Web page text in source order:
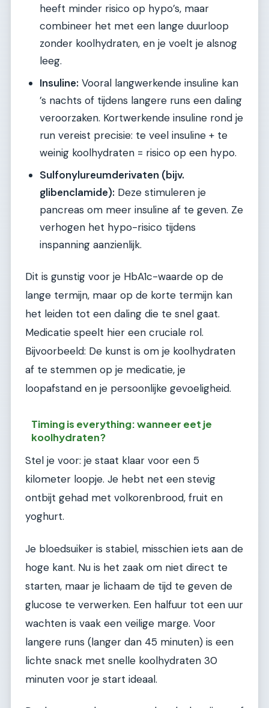
heeft minder risico op hypo’s, maar
combineer het met een lange duurloop
zonder koolhydraten, en je voelt je alsnog
leeg.
Insuline: Vooral langwerkende insuline kan
’s nachts of tijdens langere runs een daling
veroorzaken. Kortwerkende insuline rond je
run vereist precisie: te veel insuline + te
weinig koolhydraten = risico op een hypo.
Sulfonylureumderivaten (bijv.
glibenclamide): Deze stimuleren je
pancreas om meer insuline af te geven. Ze
verhogen het hypo-risico tijdens
inspanning aanzienlijk.
Dit is gunstig voor je HbA1c-waarde op de
lange termijn, maar op de korte termijn kan
het leiden tot een daling die te snel gaat.
Medicatie speelt hier een cruciale rol.
Bijvoorbeeld: De kunst is om je koolhydraten
af te stemmen op je medicatie, je
loopafstand en je persoonlijke gevoeligheid.
Timing is everything: wanneer eet je
koolhydraten?
Stel je voor: je staat klaar voor een 5
kilometer loopje. Je hebt net een stevig
ontbijt gehad met volkorenbrood, fruit en
yoghurt.
Je bloedsuiker is stabiel, misschien iets aan de
hoge kant. Nu is het zaak om niet direct te
starten, maar je lichaam de tijd te geven de
glucose te verwerken. Een halfuur tot een uur
wachten is vaak een veilige marge. Voor
langere runs (langer dan 45 minuten) is een
lichte snack met snelle koolhydraten 30
minuten voor je start ideaal.